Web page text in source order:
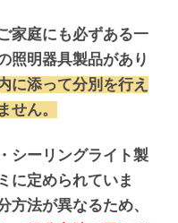
家庭にも必ずある一
照明器具製品があり
に添って分別を行え
せん。
シーリングライト製
に定められていま
方法が異なるため、